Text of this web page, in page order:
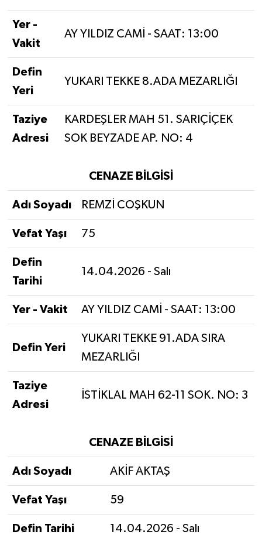
Yer -
Vakit
AY YILDIZ CAMİ - SAAT: 13:00
Defin
Yeri
YUKARI TEKKE 8.ADA MEZARLIĞI
Taziye
Adresi
KARDEŞLER MAH 51. SARIÇİÇEK
SOK BEYZADE AP. NO: 4
CENAZE BİLGİSİ
Adı Soyadı REMZİ COŞKUN
Vefat Yaşı 75
Defin
Tarihi
14.04.2026 - Salı
Yer - Vakit AY YILDIZ CAMİ - SAAT: 13:00
Defin Yeri
YUKARI TEKKE 91.ADA SIRA
MEZARLIĞI
Taziye
Adresi
İSTİKLAL MAH 62-11 SOK. NO: 3
CENAZE BİLGİSİ
Adı Soyadı AKİF AKTAŞ
Vefat Yaşı 59
Defin Tarihi 14.04.2026 - Salı